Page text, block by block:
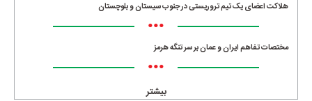
هلاکت اعضای یک تیم تروریستی در جنوب سیستان و بلوچستان
•••
مختصات تفاهم ایران و عمان بر سر تنگه هرمز
•••
بیشتر